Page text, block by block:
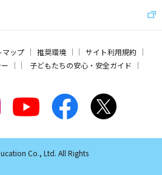
マップ 推奨環境
サイト利用規約
子どもたちの安心・安全ガイド
Co., Ltd. All Rights